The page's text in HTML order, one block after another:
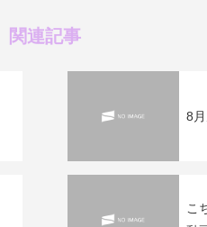
関連記事
8
こ